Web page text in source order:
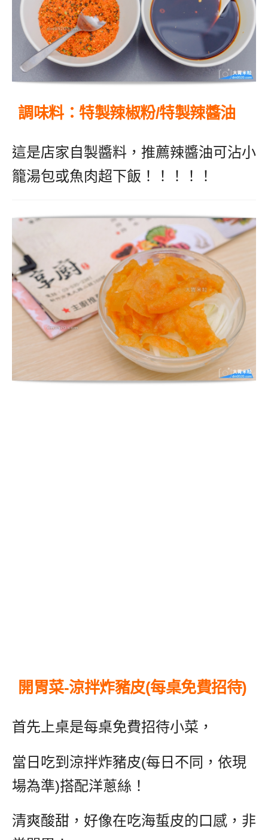
調味料：特製辣椒粉/特製辣醬油
這是店家自製醬料，推薦辣醬油可沾小
籠湯包或魚肉超下飯！！！！！
開胃菜-涼拌炸豬皮(每桌免費招待)
首先上桌是每桌免費招待小菜，
當日吃到涼拌炸豬皮(每日不同，依現
場為準)搭配洋蔥絲！
清爽酸甜，好像在吃海蜇皮的口感，非